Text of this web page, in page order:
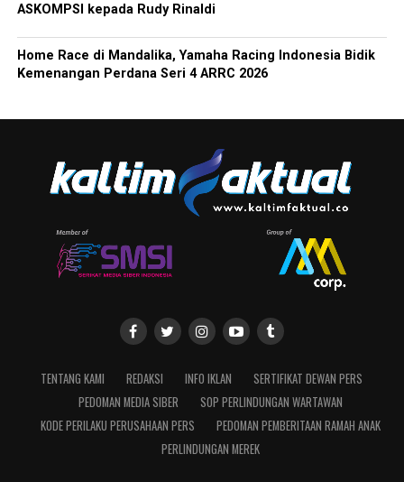
ASKOMPSI kepada Rudy Rinaldi
Home Race di Mandalika, Yamaha Racing Indonesia Bidik
Kemenangan Perdana Seri 4 ARRC 2026
TENTANG KAMI REDAKSI INFO IKLAN
SERTIFIKAT DEWAN PERS
PEDOMAN MEDIA SIBER
SOP PERLINDUNGAN WARTAWAN
KODE PERILAKU PERUSAHAAN PERS
PEDOMAN PEMBERITAAN RAMAH ANAK
PERLINDUNGAN MEREK